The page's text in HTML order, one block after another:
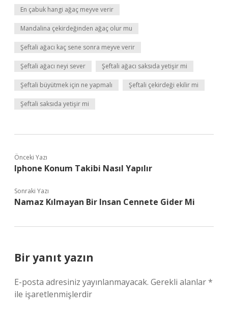
En çabuk hangi ağaç meyve verir
Mandalina çekirdeğinden ağaç olur mu
Şeftali ağacı kaç sene sonra meyve verir
Şeftali ağacı neyi sever Şeftali ağacı saksıda yetişir mi
Şeftali büyütmek için ne yapmalı Şeftali çekirdeği ekilir mi
Şeftali saksıda yetişir mi
Önceki Yazı
Iphone Konum Takibi Nasıl Yapılır
Sonraki Yazı
Namaz Kılmayan Bir Insan Cennete Gider Mi
Bir yanıt yazın
E-posta adresiniz yayınlanmayacak. Gerekli alanlar*
ile işaretlenmişlerdir